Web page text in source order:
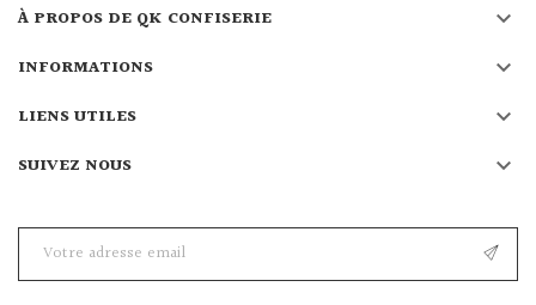
À PROPOS DE QK CONFISERIE 
INFORMATIONS 
LIENS UTILES 
SUIVEZ NOUS 